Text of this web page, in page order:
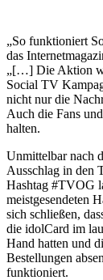
„So funktioniert
das
„[…] Die Aktion
Social TV
nicht nur die
Auch die Fans
halten.
Unmittelbar nach
Ausschlag in den
Hashtag #TVOG
meistgesendeten
sich schließen,
die idolCard im
Hand hatten und
Bestellungen
funktioniert.